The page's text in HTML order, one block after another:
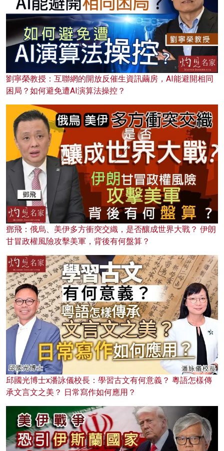
劉寧榮教授：互聯網的開放反催生資訊繭房，AI能避開相同
困局？如何避免遭AI演算法操控？
鄧飛：俄烏、美伊多方衝突交織，是否釀成世界大戰？ 伊朗
甘冒政權風險攻擊美軍，背後有何盤算？
邱國光博士x潘詠儀校長：學習古文有何意義？ 粵語怎樣傳
承文言文之美？ 日常寫作如何應用？